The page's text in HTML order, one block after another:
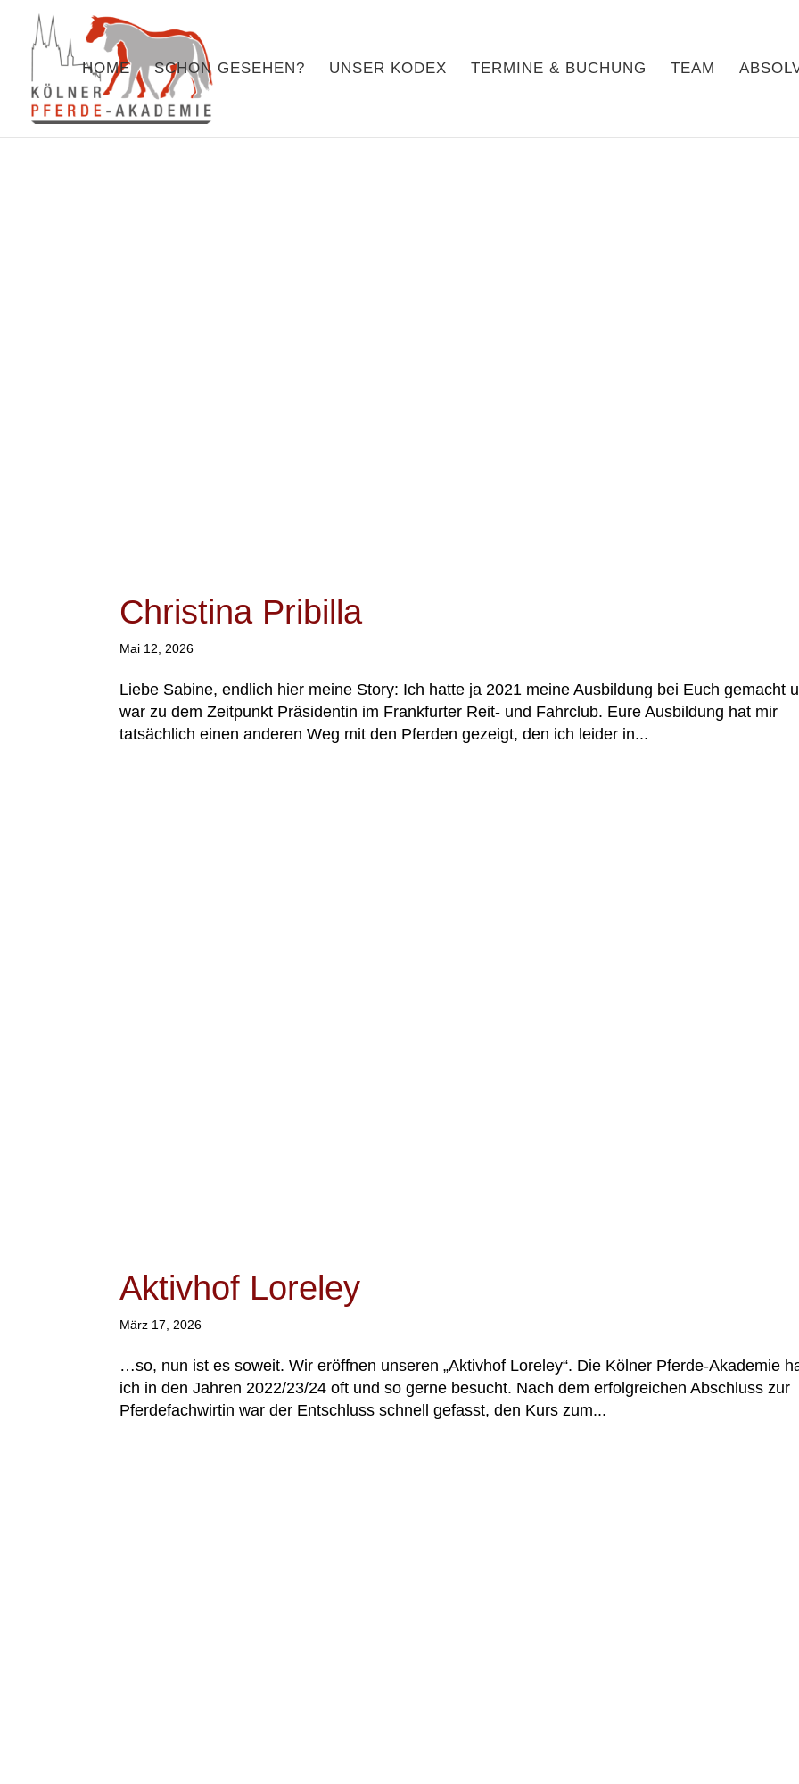
HOME SCHON GESEHEN? UNSER KODEX TERMINE & BUCHUNG TEAM
Christina Pribilla
Mai 12, 2026
Liebe Sabine, endlich hier meine Story: Ich hatte ja 2021 meine Ausbildung bei Euch gemacht
war zu dem Zeitpunkt Präsidentin im Frankfurter Reit- und Fahrclub. Eure Ausbildung hat mir
tatsächlich einen anderen Weg mit den Pferden gezeigt, den ich leider in...
Aktivhof Loreley
März 17, 2026
…so, nun ist es soweit. Wir eröffnen unseren „Aktivhof Loreley“. Die Kölner Pferde-Akademie
ich in den Jahren 2022/23/24 oft und so gerne besucht. Nach dem erfolgreichen Abschluss zur
Pferdefachwirtin war der Entschluss schnell gefasst, den Kurs zum...